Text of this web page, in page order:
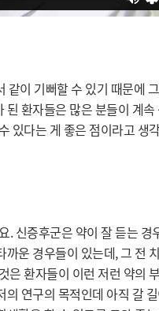
이 기뻐할 수 있기 때문에
환자들은 많은 분들이 계
있다는 게 좋은 점이라고 생
신증후군은 약이 잘 듣는
운 경우들이 있는데, 그 전
환자들이 이런 저런 약의
연구의 목적인데 아직 갈